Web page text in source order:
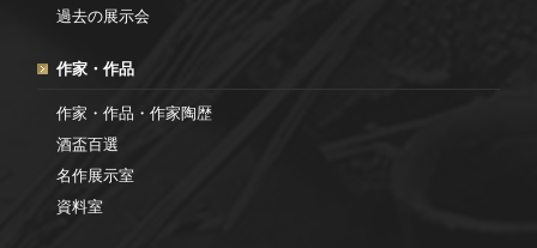
過去の展示会
作家・作品
作家・作品・作家陶歴
酒盃百選
名作展示室
資料室